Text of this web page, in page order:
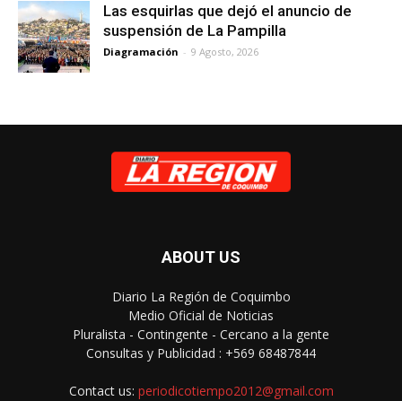
Las esquirlas que dejó el anuncio de
suspensión de La Pampilla
Diagramación - 9 Agosto, 2026
ABOUT US
Diario La Región de Coquimbo
Medio Oficial de Noticias
Pluralista - Contingente - Cercano a la gente
Consultas y Publicidad : +569 68487844
Contact us: periodicotiempo2012@gmail.com